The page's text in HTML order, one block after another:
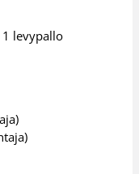
1 levypallo